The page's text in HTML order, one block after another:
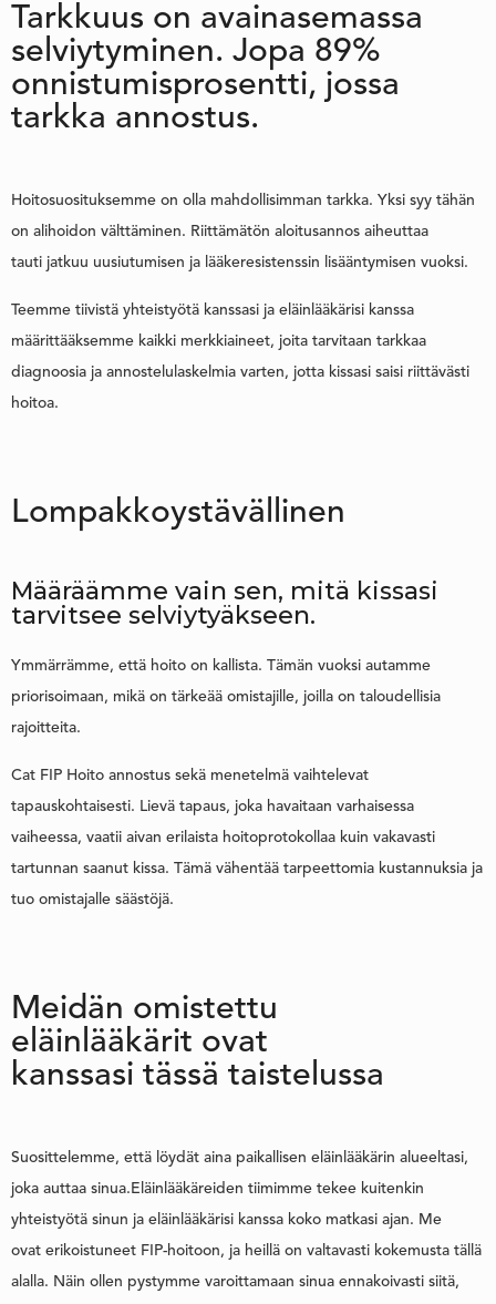
Tarkkuus on avainasemassa
selviytyminen. Jopa 89%
onnistumisprosentti, jossa
tarkka annostus.
Hoitosuosituksemme on olla mahdollisimman tarkka. Yksi syy tähän
on alihoidon välttäminen. Riittämätön aloitusannos aiheuttaa
tauti jatkuu uusiutumisen ja lääkeresistenssin lisääntymisen vuoksi.
Teemme tiivistä yhteistyötä kanssasi ja eläinlääkärisi kanssa
määrittääksemme kaikki merkkiaineet, joita tarvitaan tarkkaa
diagnoosia ja annostelulaskelmia varten, jotta kissasi saisi riittävästi
hoitoa.
Lompakkoystävällinen
Määräämme vain sen, mitä kissasi
tarvitsee selviytyäkseen.
Ymmärrämme, että hoito on kallista. Tämän vuoksi autamme
priorisoimaan, mikä on tärkeää omistajille, joilla on taloudellisia
rajoitteita.
Cat FIP Hoito annostus sekä menetelmä vaihtelevat
tapauskohtaisesti. Lievä tapaus, joka havaitaan varhaisessa
vaiheessa, vaatii aivan erilaista hoitoprotokollaa kuin vakavasti
tartunnan saanut kissa. Tämä vähentää tarpeettomia kustannuksia ja
tuo omistajalle säästöjä.
Meidän omistettu
eläinlääkärit ovat
kanssasi tässä taistelussa
Suosittelemme, että löydät aina paikallisen eläinlääkärin alueeltasi,
joka auttaa sinua.Eläinlääkäreiden tiimimme tekee kuitenkin
yhteistyötä sinun ja eläinlääkärisi kanssa koko matkasi ajan. Me
ovat erikoistuneet FIP-hoitoon, ja heillä on valtavasti kokemusta tällä
alalla. Näin ollen pystymme varoittamaan sinua ennakoivasti siitä,